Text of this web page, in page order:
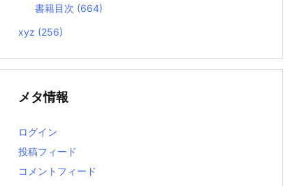
書籍目次 (664)
xyz (256)
メタ情報
ログイン
投稿フィード
コメントフィード